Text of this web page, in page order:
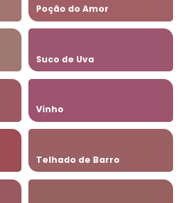
Poção do Amor
Suco de Uva
Vinho
Telhado de Barro